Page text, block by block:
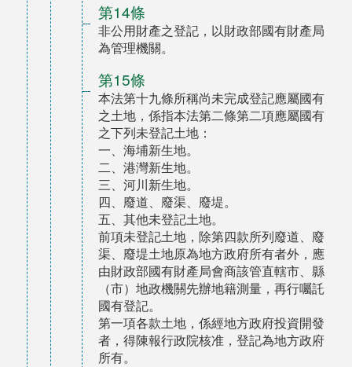
第14條
非公用財產之登記，以財政部國有財產局
為管理機關。
第15條
本法第十九條所稱尚未完成登記應屬國有
之土地，係指本法第二條第二項應屬國有
之下列未登記土地：
一、海埔新生地。
二、港灣新生地。
三、河川新生地。
四、廢道、廢渠、廢堤。
五、其他未登記土地。
前項未登記土地，除第四款所列廢道、廢
渠、廢堤土地原為地方政府所有者外，應
由財政部國有財產局會商該管直轄市、縣
（市）地政機關先辦地籍測量，再行囑託
國有登記。
第一項各款土地，係經地方政府投資開發
者，得陳報行政院核准，登記為地方政府
所有。